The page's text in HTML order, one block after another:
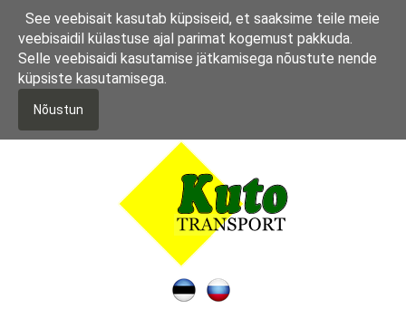
See veebisait kasutab küpsiseid, et saaksime teile meie
veebisaidil külastuse ajal parimat kogemust pakkuda.
Selle veebisaidi kasutamise jätkamisega nõustute nende
küpsiste kasutamisega.
Nõustun